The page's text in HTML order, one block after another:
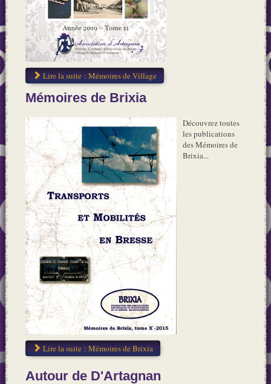
Lire la suite : Mémoires de Village
Mémoires de Brixia
Découvrez toutes
les publications
des Mémoires de
Brixia...
Lire la suite : Mémoires de Brixia
Autour de D'Artagnan